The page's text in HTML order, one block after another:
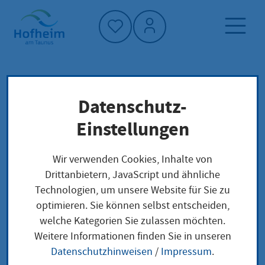
Startseite"
Dienstleistung-Finder
Lokale Anliegen
Fahrerlaubnis: Mindestalter - Ausnahmen
Fahrerlaubnis:
Mindestalter -
Ausnahmen
Datenschutz-
Einstellungen
Wir verwenden Cookies, Inhalte von
Drittanbietern, JavaScript und ähnliche
Technologien, um unsere Website für Sie zu
optimieren. Sie können selbst entscheiden,
welche Kategorien Sie zulassen möchten.
Weitere Informationen finden Sie in unseren
Datenschutzhinweisen / Impressum.